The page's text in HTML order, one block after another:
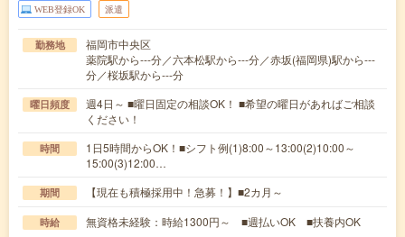
WEB登録OK 派遣
勤務地
福岡市中央区
薬院駅から---分／六本松駅から---分／赤坂(福岡県)駅から---
分／桜坂駅から---分
曜日頻度
週4日～ ■曜日固定の相談OK！ ■希望の曜日があればご相談
ください！
時間
1日5時間からOK！■シフト例(1)8:00～13:00(2)10:00～
15:00(3)12:00…
期間 【現在も積極採用中！急募！】■2カ月～
時給 無資格未経験：時給1300円～ ■週払いOK ■扶養内OK